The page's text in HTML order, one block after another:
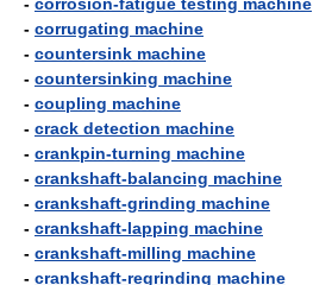
- corrugating machine
- countersink machine
- countersinking machine
- coupling machine
- crack detection machine
- crankpin-turning machine
- crankshaft-balancing machine
- crankshaft-grinding machine
- crankshaft-lapping machine
- crankshaft-milling machine
- crankshaft-regrinding machine